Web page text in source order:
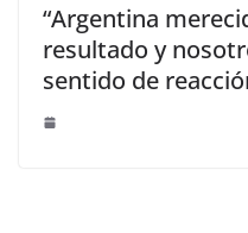
“Argentina
resultado y
sentido de